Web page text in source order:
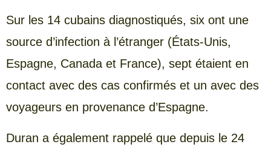
Sur les 14 cubains diagnostiqués, six ont une
source d’infection à l’étranger (États-Unis,
Espagne, Canada et France), sept étaient en
contact avec des cas confirmés et un avec des
voyageurs en provenance d’Espagne.
Duran a également rappelé que depuis le 24